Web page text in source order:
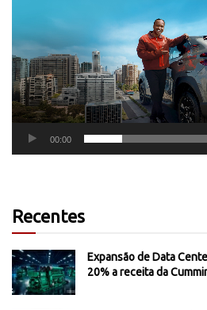
00:00
Recentes
Expansão de Data
20% a receita da